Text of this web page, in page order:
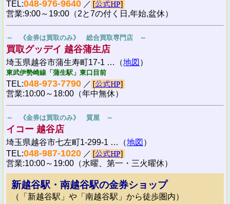
TEL:048-976-9640 ／
営業:9:00～19:00（2と7の付く日,年始,盆休）
～ 《金券は買取のみ》 総合買取専門店 ～
買取グッデイ 越谷蒲生店
埼玉県越谷市蒲生寿町17-1 …（地図 ）
東武伊勢崎線「蒲生駅」東口目前
TEL:048-973-7790 ／
営業:10:00～18:00（年中無休）
～ 《金券は買取のみ》 質屋 ～
イコー 越谷店
埼玉県越谷市七左町1-299-1 …（地図 ）
TEL:048-987-1020 ／
営業:10:00～19:00（水曜、第一・三火曜休）
新越谷駅・南越谷駅の金券ショップ
（「新越谷駅」や「南越谷駅」から徒歩圏内）